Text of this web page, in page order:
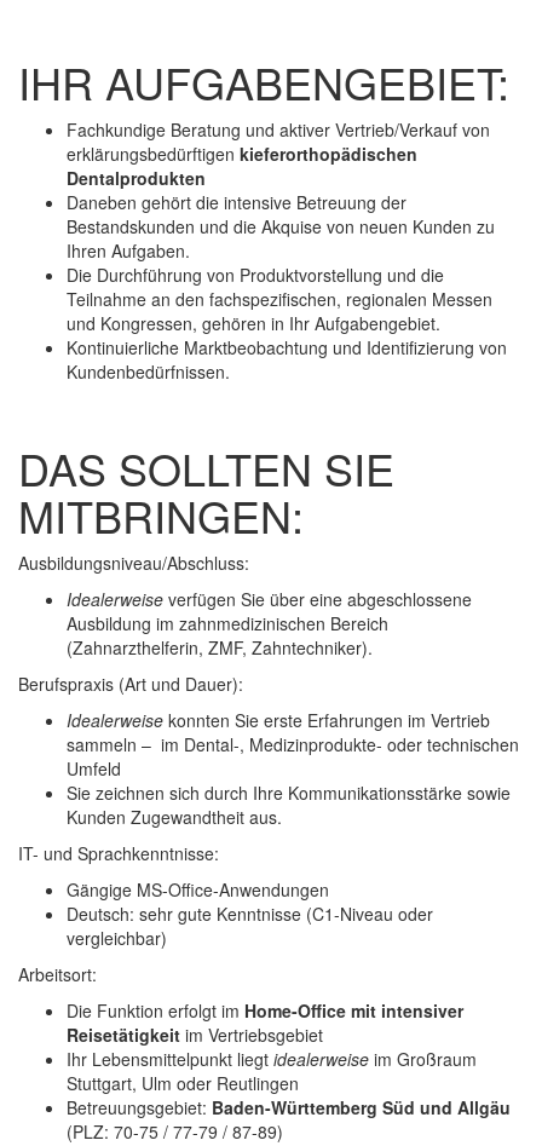
IHR AUFGABENGEBIET:
Fachkundige Beratung und aktiver Vertrieb/Verkauf von
erklärungsbedürftigen kieferorthopädischen
Dentalprodukten
Daneben gehört die intensive Betreuung der
Bestandskunden und die Akquise von neuen Kunden zu
Ihren Aufgaben.
Die Durchführung von Produktvorstellung und die
Teilnahme an den fachspezifischen, regionalen Messen
und Kongressen, gehören in Ihr Aufgabengebiet.
Kontinuierliche Marktbeobachtung und Identifizierung von
Kundenbedürfnissen.
DAS SOLLTEN SIE
MITBRINGEN:
Ausbildungsniveau/Abschluss:
Idealerweise verfügen Sie über eine abgeschlossene
Ausbildung im zahnmedizinischen Bereich
(Zahnarzthelferin, ZMF, Zahntechniker).
Berufspraxis (Art und Dauer):
Idealerweise konnten Sie erste Erfahrungen im Vertrieb
sammeln – im Dental-, Medizinprodukte- oder technischen
Umfeld
Sie zeichnen sich durch Ihre Kommunikationsstärke sowie
Kunden Zugewandtheit aus.
IT- und Sprachkenntnisse:
Gängige MS-Office-Anwendungen
Deutsch: sehr gute Kenntnisse (C1-Niveau oder
vergleichbar)
Arbeitsort:
Die Funktion erfolgt im Home-Office mit intensiver
Reisetätigkeit im Vertriebsgebiet
Ihr Lebensmittelpunkt liegt idealerweise im Großraum
Stuttgart, Ulm oder Reutlingen
Betreuungsgebiet: Baden-Württemberg Süd und Allgäu
(PLZ: 70-75 / 77-79 / 87-89)